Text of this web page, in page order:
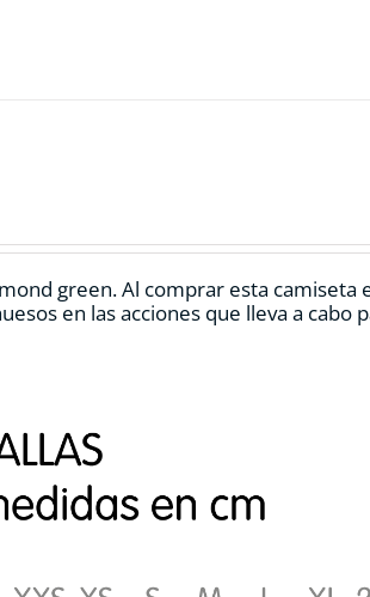
green.Al comprar esta camiseta
en las acciones que lleva a cabo